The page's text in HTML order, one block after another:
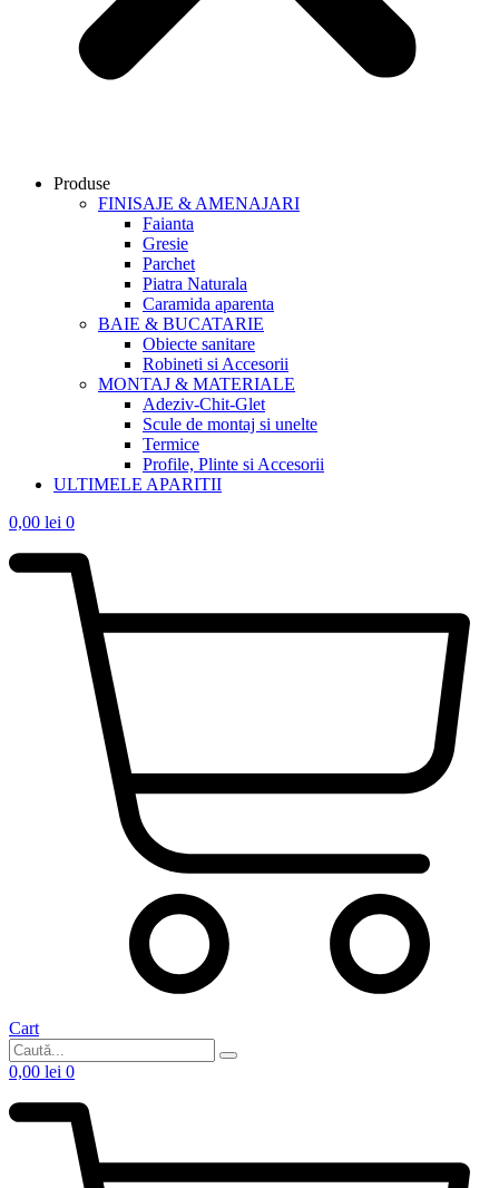
Produse
FINISAJE & AMENAJARI
Faianta
Gresie
Parchet
Piatra Naturala
Caramida aparenta
BAIE & BUCATARIE
Obiecte sanitare
Robineti si Accesorii
MONTAJ & MATERIALE
Adeziv-Chit-Glet
Scule de montaj si unelte
Termice
Profile, Plinte si Accesorii
ULTIMELE APARITII
0,00 lei 0
Cart
0,00 lei 0